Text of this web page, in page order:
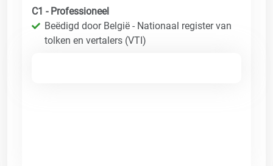
C1 - Professioneel
Beëdigd door België - Nationaal register van
tolken en vertalers (VTI)